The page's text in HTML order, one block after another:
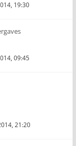
19:30
09:45
21:20